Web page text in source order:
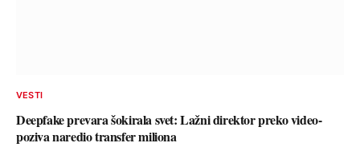
VESTI
Deepfake prevara šokirala svet: Lažni direktor preko video-
poziva naredio transfer miliona